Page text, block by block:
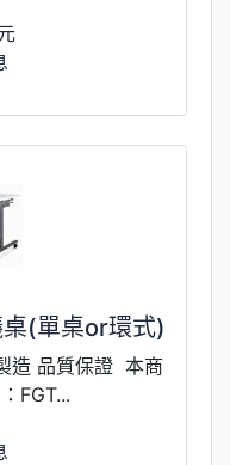
(單桌or環式)
造 品質保證 本商
FGT...